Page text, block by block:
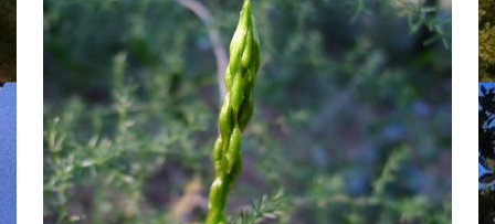
AUX
ASPERGES
SAUVAGES.